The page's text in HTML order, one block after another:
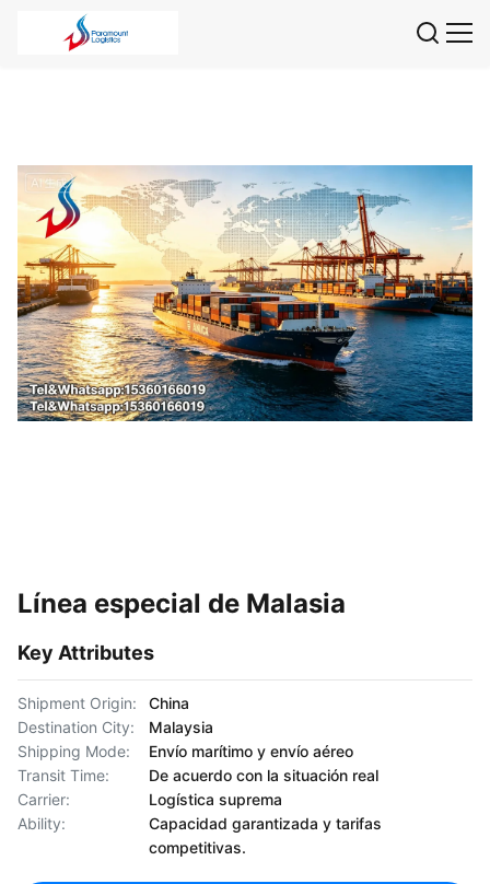
Línea especial de Malasia
Key Attributes
Shipment Origin:
China
Destination City:
Malaysia
Shipping Mode:
Envío marítimo y envío aéreo
Transit Time:
De acuerdo con la situación real
Carrier:
Logística suprema
Ability:
Capacidad garantizada y tarifas
competitivas.